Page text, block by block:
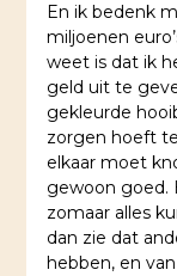
En ik bedenk
miljoenen
weet is dat ik
geld uit te
gekleurde
zorgen hoeft
elkaar moet
gewoon goed.
zomaar alles
dan zie dat
hebben, en